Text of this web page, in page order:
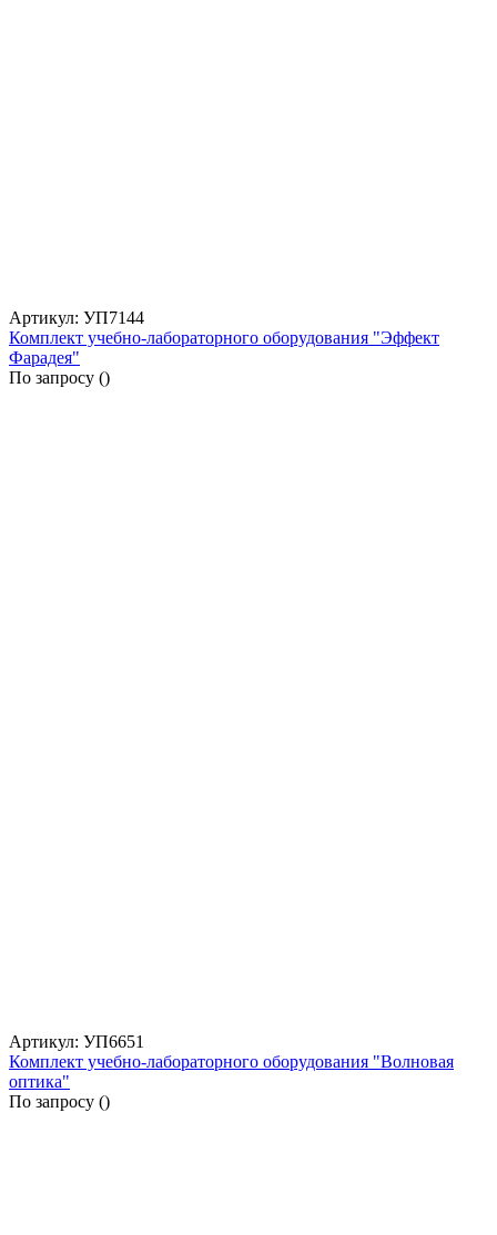
Артикул: УП7144
Комплект учебно-лабораторного оборудования "Эффект
Фарадея"
По запросу ()
Артикул: УП6651
Комплект учебно-лабораторного оборудования "Волновая
оптика"
По запросу ()